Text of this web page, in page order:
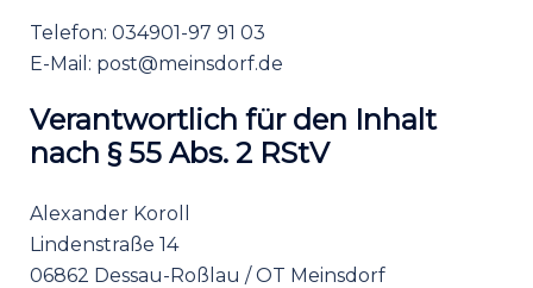
Telefon: 034901-97 91 03
E-Mail: post@meinsdorf.de
Verantwortlich für den Inhalt
nach § 55 Abs. 2 RStV
Alexander Koroll
Lindenstraße 14
06862 Dessau-Roßlau / OT Meinsdorf